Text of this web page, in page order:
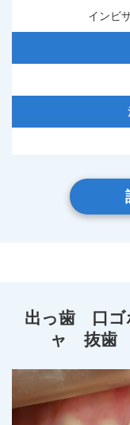
インビ
出っ歯 口
ャ 抜